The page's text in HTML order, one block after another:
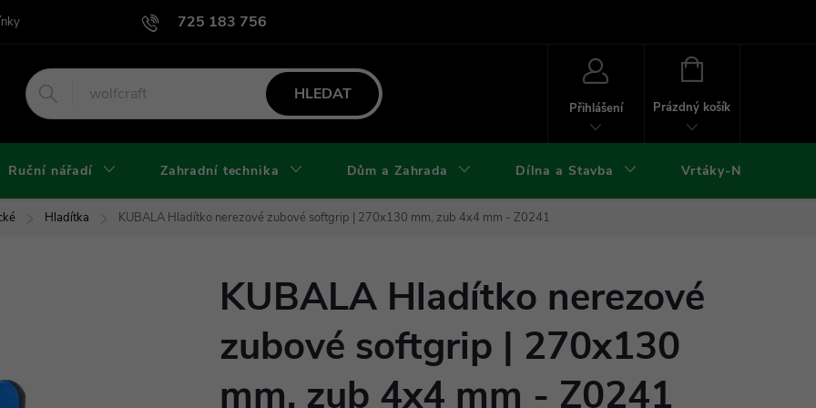
725 183 756
Podmínky užití webu Podmínky ochrany osobních údajů a cookies
HLEDAT
Přihlášení
NÁKUPNÍ
Prázdný košík
Ruční nářadí Zahradní technika Dům a Zahrada Dílna a Stavba Vrtáky-Nástroje
Hladítka KUBALA Hladítko nerezové zubové softgrip | 270x130 mm, zub 4x4 mm - Z0241
KUBALA Hladítko nerezové
zubové softgrip | 270x130
mm, zub 4x4 mm - Z0241